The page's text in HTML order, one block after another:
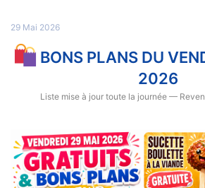
c
s
s
29 Mai 2026
BONS PLANS DU
2026
Liste mise à jour toute la journée —